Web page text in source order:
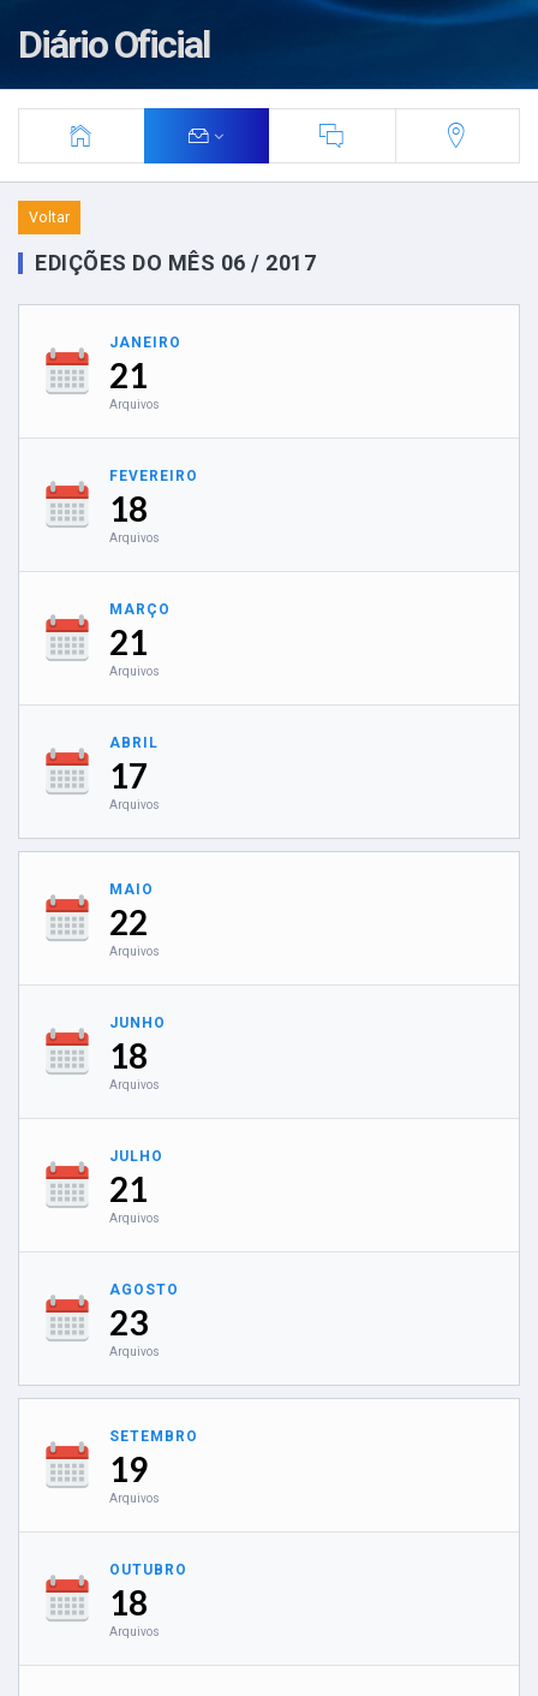
Diário Oficial
Voltar
EDIÇÕES DO MÊS 06 / 2017
JANEIRO
21
Arquivos
FEVEREIRO
18
Arquivos
MARÇO
21
Arquivos
ABRIL
17
Arquivos
MAIO
22
Arquivos
JUNHO
18
Arquivos
JULHO
21
Arquivos
AGOSTO
23
Arquivos
SETEMBRO
19
Arquivos
OUTUBRO
18
Arquivos